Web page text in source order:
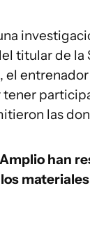
titular de
el
las
han